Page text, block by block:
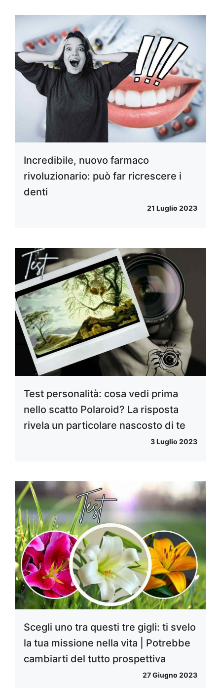
Incredibile, nuovo farmaco
rivoluzionario: può far ricrescere i
denti
21 Luglio 2023
Test personalità: cosa vedi prima
nello scatto Polaroid? La risposta
rivela un particolare nascosto di te
3 Luglio 2023
Scegli uno tra questi tre gigli: ti svelo
la tua missione nella vita | Potrebbe
cambiarti del tutto prospettiva
27 Giugno 2023